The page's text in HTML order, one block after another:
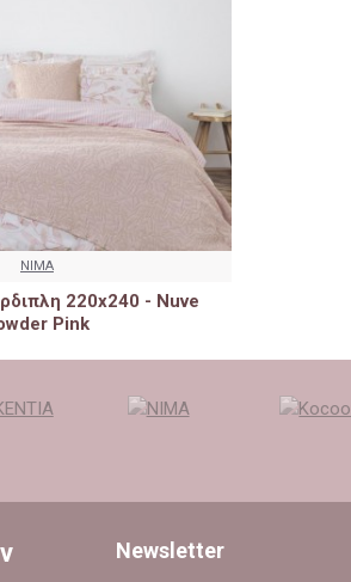
NIMA
220x240 - Nuve
Pink
Newsletter